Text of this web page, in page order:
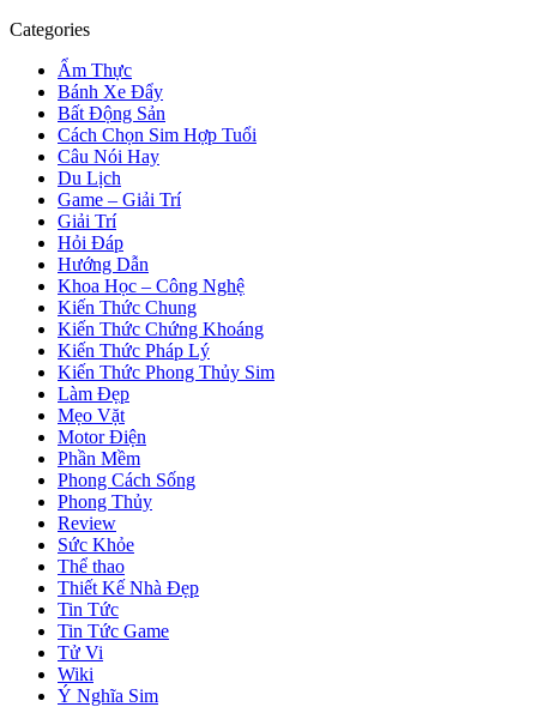
Categories
Ẩm Thực
Bánh Xe Đẩy
Bất Động Sản
Cách Chọn Sim Hợp Tuổi
Câu Nói Hay
Du Lịch
Game – Giải Trí
Giải Trí
Hỏi Đáp
Hướng Dẫn
Khoa Học – Công Nghệ
Kiến Thức Chung
Kiến Thức Chứng Khoáng
Kiến Thức Pháp Lý
Kiến Thức Phong Thủy Sim
Làm Đẹp
Mẹo Vặt
Motor Điện
Phần Mềm
Phong Cách Sống
Phong Thủy
Review
Sức Khỏe
Thể thao
Thiết Kế Nhà Đẹp
Tin Tức
Tin Tức Game
Tử Vi
Wiki
Ý Nghĩa Sim